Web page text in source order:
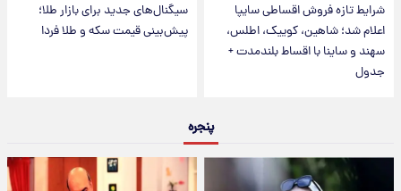
شرایط تازه فروش اقساطی سایپا
اعلام شد؛ شاهین، کوییک، اطلس،
سهند و ساینا با اقساط بلندمدت +
جدول
سیگنال‌های جدید برای بازار طلا؛
پیش‌بینی قیمت سکه و طلا فردا
پنجره